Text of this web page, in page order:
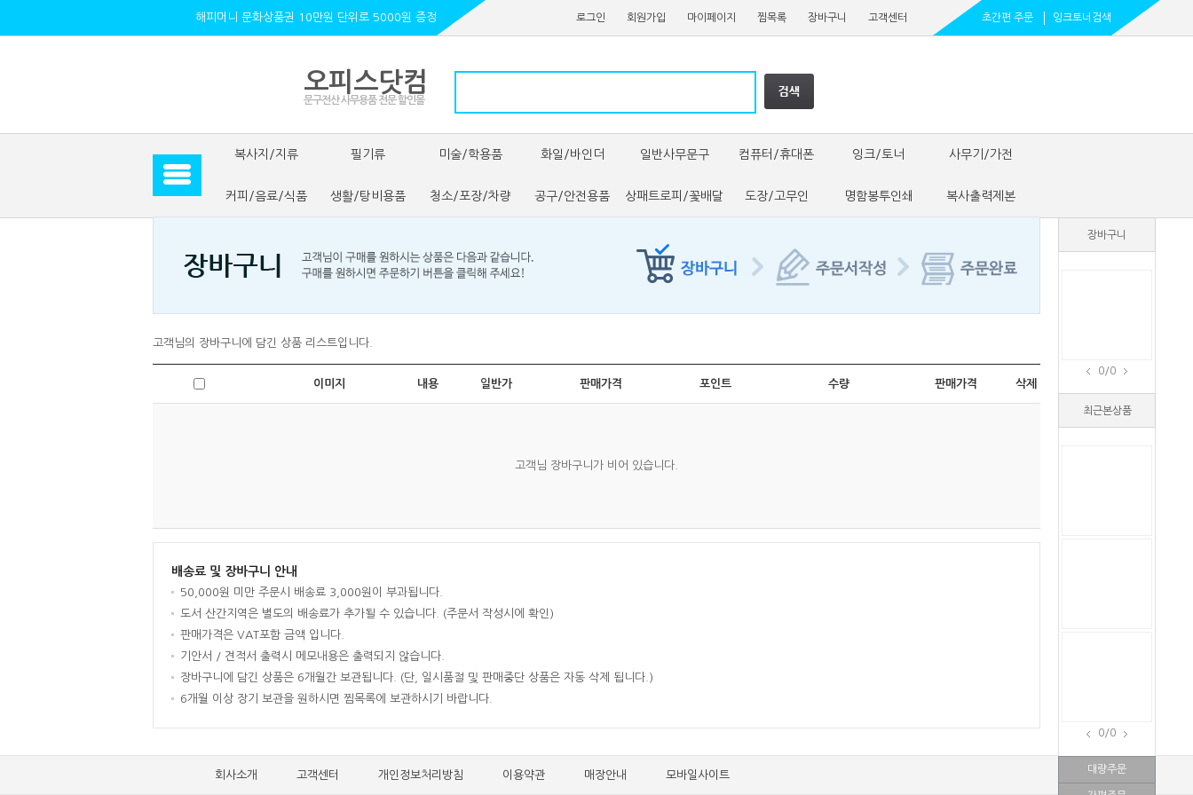
해피머니 문화상품권 10만원 단위로 5000원 증정 로그인 회원가입 마이페이지 찜목록 장바구니 고객센터 초간편 주문 잉크토너검색
오피스닷컴
문구전산 사무용품 전문 할인몰
복사지/지류 필기류 미술/학용품 화일/바인더 일반사무문구 컴퓨터/휴대폰 잉크/토너 사무기/가전
커피/음료/식품 생활/탕비용품 청소/포장/차량 공구/안전용품 상패트로피/꽃배달 도장/고무인 명함봉투인쇄 복사출력제본
고객님의 장바구니에 담긴 상품 리스트입니다.
이미지 내용 일반가 판매가격 포인트 수량 판매가격 삭제
고객님 장바구니가 비어 있습니다.
배송료 및 장바구니 안내
50,000원 미만 주문시 배송료 3,000원이 부과됩니다.
도서 산간지역은 별도의 배송료가 추가될 수 있습니다. (주문서 작성시에 확인)
판매가격은 VAT포함 금액 입니다.
기안서 / 견적서 출력시 메모내용은 출력되지 않습니다.
장바구니에 담긴 상품은 6개월간 보관됩니다. (단, 일시품절 및 판매중단 상품은 자동 삭제 됩니다.)
6개월 이상 장기 보관을 원하시면 찜목록에 보관하시기 바랍니다.
장바구니
0/0
최근본상품
0/0
대량주문
회사소개 고객센터 개인정보처리방침 이용약관 매장안내 모바일사이트